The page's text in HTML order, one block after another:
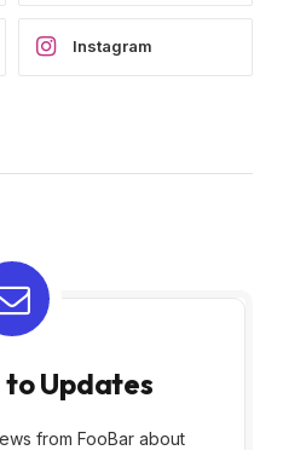
Instagram
to Updates
from FooBar about